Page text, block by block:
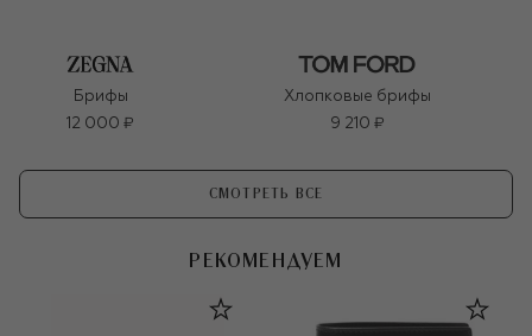
Брифы
12 000 ₽
Хлопковые брифы
9 210 ₽
СМОТРЕТЬ ВСЕ
РЕКОМЕНДУЕМ